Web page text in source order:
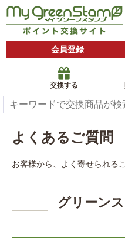
会員登録
交換する
よくあるご質問
お客様から、よく寄せられる
グリーン